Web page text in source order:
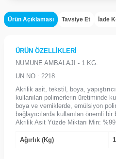
Ürün Açıklaması Tavsiye Et İade
ÜRÜN ÖZELLİKLERİ
NUMUNE AMBALAJI - 1 KG.
UN NO : 2218
Akrilik asit, tekstil, boya,
kullanılan polimerlerin üretiminde
boya ve verniklerde, emülsiyon
bağlayıcılarda kullanılan önemli bir
Akrilik Asit Yüzde Miktarı Min:
Ağırlık (Kg) 1